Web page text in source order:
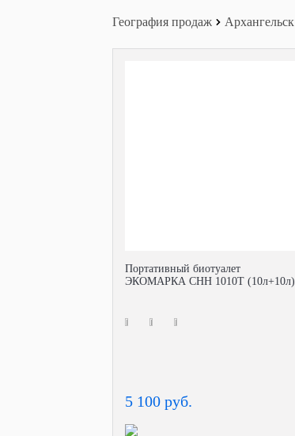
География продаж Архангельск
Портативный биотуалет
ЭКОМАРКА СНН 1010Т (10л+10л)
5 100 руб.